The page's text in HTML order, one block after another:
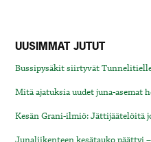
UUSIMMAT JUTUT
Bussipysäkit siirtyvät
Mitä ajatuksia uudet juna-asemat
Kesän Grani-ilmiö: Jättijäätelöitä